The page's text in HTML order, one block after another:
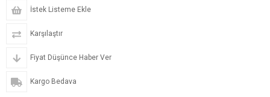
İstek Listeme Ekle
Karşılaştır
Fiyat Düşünce Haber Ver
Kargo Bedava